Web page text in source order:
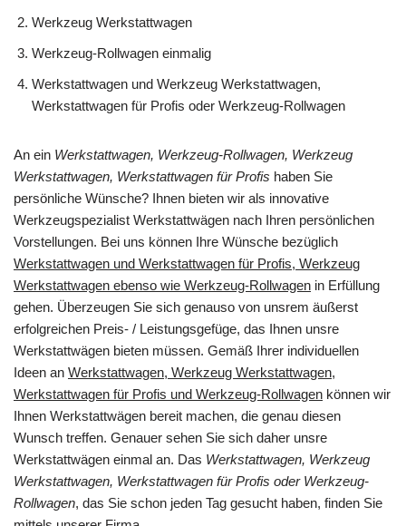
Werkzeug Werkstattwagen
Werkzeug-Rollwagen einmalig
Werkstattwagen und Werkzeug Werkstattwagen,
Werkstattwagen für Profis oder Werkzeug-Rollwagen
An ein Werkstattwagen, Werkzeug-Rollwagen, Werkzeug
Werkstattwagen, Werkstattwagen für Profis haben Sie
persönliche Wünsche? Ihnen bieten wir als innovative
Werkzeugspezialist Werkstattwägen nach Ihren persönlichen
Vorstellungen. Bei uns können Ihre Wünsche bezüglich
Werkstattwagen und Werkstattwagen für Profis, Werkzeug
Werkstattwagen ebenso wie Werkzeug-Rollwagen in Erfüllung
gehen. Überzeugen Sie sich genauso von unsrem äußerst
erfolgreichen Preis- / Leistungsgefüge, das Ihnen unsre
Werkstattwägen bieten müssen. Gemäß Ihrer individuellen
Ideen an Werkstattwagen, Werkzeug Werkstattwagen,
Werkstattwagen für Profis und Werkzeug-Rollwagen können wir
Ihnen Werkstattwägen bereit machen, die genau diesen
Wunsch treffen. Genauer sehen Sie sich daher unsre
Werkstattwägen einmal an. Das Werkstattwagen, Werkzeug
Werkstattwagen, Werkstattwagen für Profis oder Werkzeug-
Rollwagen, das Sie schon jeden Tag gesucht haben, finden Sie